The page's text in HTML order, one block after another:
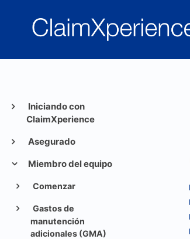
Iniciando con
ClaimXperience
Asegurado
Miembro del equipo
Comenzar
Gastos de
manutención
adicionales (GMA)